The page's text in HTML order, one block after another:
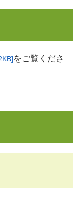
をご覧くださ